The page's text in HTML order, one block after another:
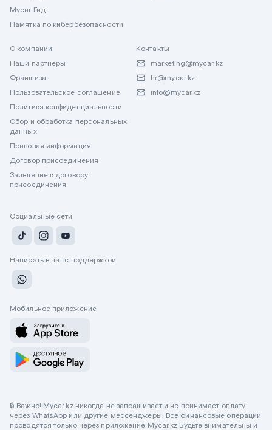
Mycar Гид
Памятка по кибербезопасности
О компании
Наши партнеры
Франшиза
Пользовательское соглашение
Политика конфиденциальности
Сбор и обработка персональных
данных
Правовая информация
Договор присоединения
Заявление к договору
присоединения
Контакты
marketing@mycar.kz
hr@mycar.kz
info@mycar.kz
Социальные сети
Написать в чат с поддержкой
Мобильное приложение
🔒 Важно! Mycar.kz никогда не запрашивает и не принимает оплату
через WhatsApp или другие мессенджеры. Все финансовые операции
проводятся только через приложение Mycar.kz Будьте внимательны и